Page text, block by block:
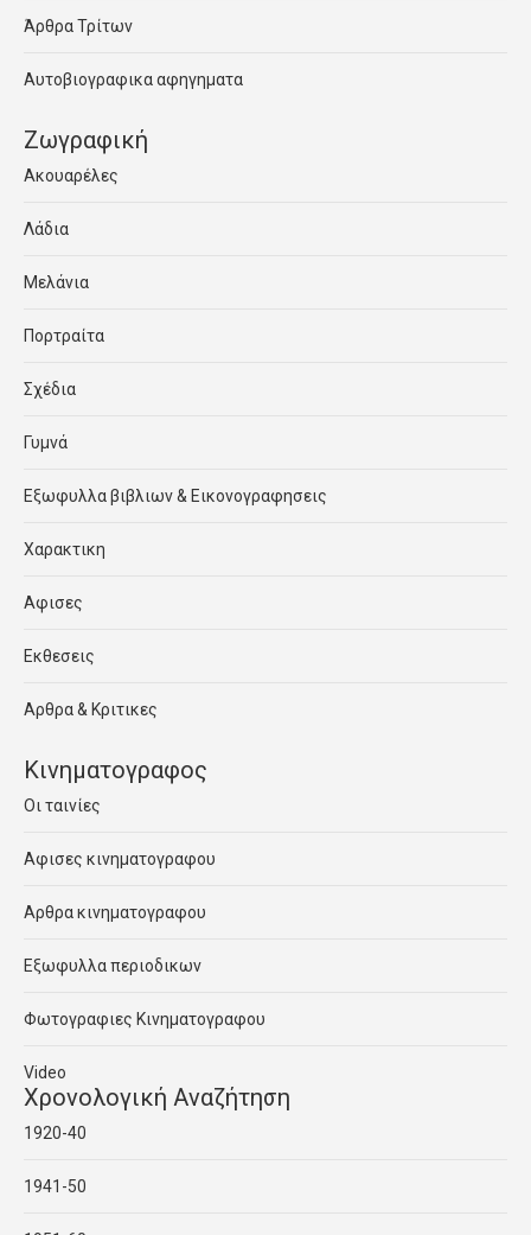
Άρθρα Τρίτων
Αυτοβιογραφικα αφηγηματα
Ζωγραφική
Ακουαρέλες
Λάδια
Μελάνια
Πορτραίτα
Σχέδια
Γυμνά
Εξωφυλλα βιβλιων & Εικονογραφησεις
Χαρακτικη
Αφισες
Εκθεσεις
Αρθρα & Κριτικες
Κινηματογραφος
Οι ταινίες
Αφισες κινηματογραφου
Αρθρα κινηματογραφου
Εξωφυλλα περιοδικων
Φωτογραφιες Κινηματογραφου
Video
Χρονολογική Αναζήτηση
1920-40
1941-50